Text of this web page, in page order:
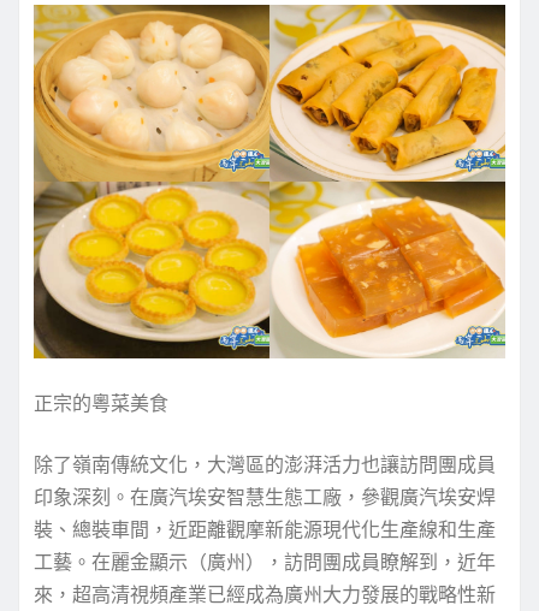
正宗的粵菜美食
除了嶺南傳統文化，大灣區的澎湃活力也讓訪問團成員
印象深刻。在廣汽埃安智慧生態工廠，參觀廣汽埃安焊
裝、總裝車間，近距離觀摩新能源現代化生產線和生產
工藝。在麗金顯示（廣州），訪問團成員瞭解到，近年
來，超高清視頻產業已經成為廣州大力發展的戰略性新